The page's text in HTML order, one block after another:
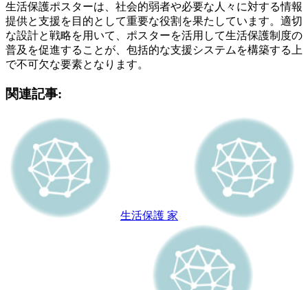
生活保護ポスターは、社会的弱者や必要な人々に対する情報
提供と支援を目的として重要な役割を果たしています。適切
な設計と戦略を用いて、ポスターを活用して生活保護制度の
普及を促進することが、包括的な支援システムを構築する上
で不可欠な要素となります。
関連記事:
生活保護 家